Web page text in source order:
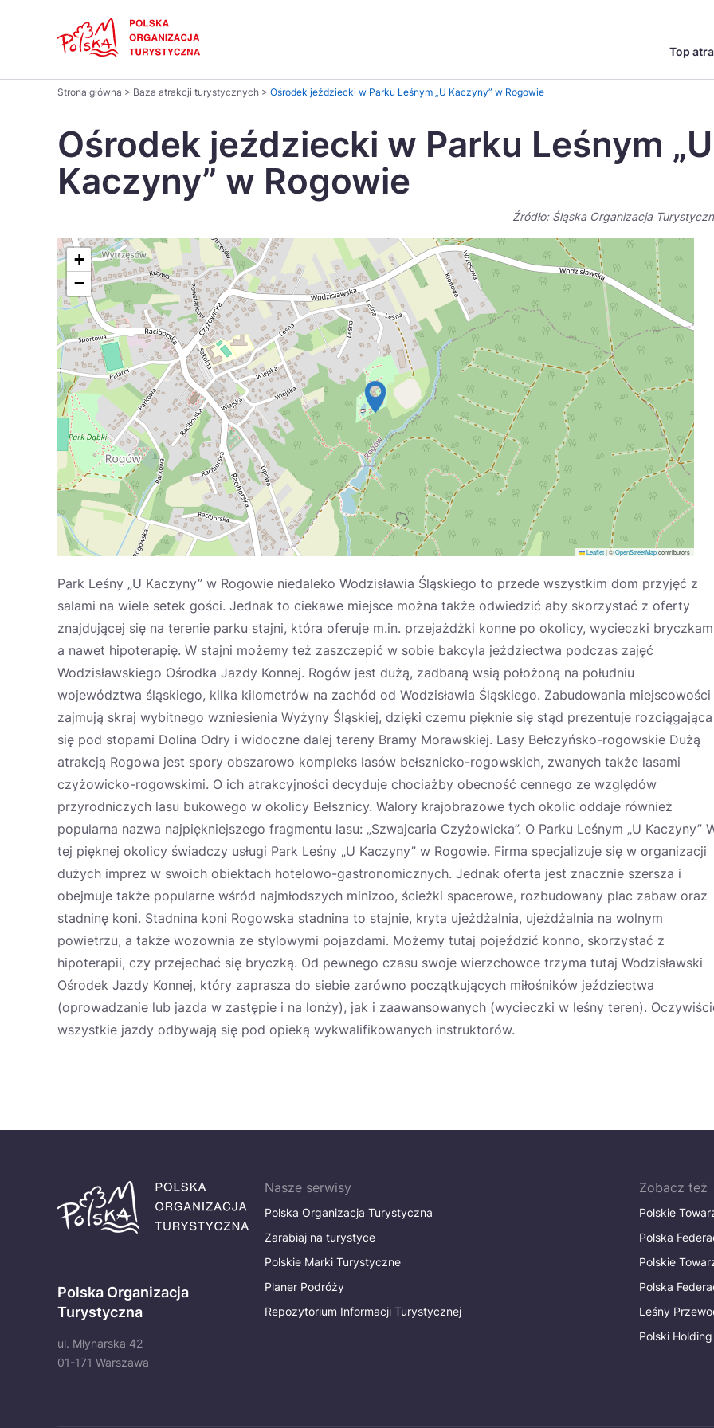
Top
Pomysł na... Co nowego?
Regiony Miasta
Parki narodowe Uzdrowiska Polskie
Gastronomia i kuchnia Kuchnia regionów
na
stronie
Nederlands
Україна
Strona główna > Baza atrakcji turystycznych > Ośrodek jeździecki w Parku Leśnym „U Kaczyny” w Rogowie
Ośrodek jeździecki w Parku Leśnym „U
Kaczyny” w Rogowie
Źródło: Śląska Organizacja
+
−
Leaflet|©OpenStreetMapcontributors
Park Leśny „U Kaczyny” w Rogowie niedaleko Wodzisławia Śląskiego to przede wszystkim dom przyjęć z
salami na wiele setek gości. Jednak to ciekawe miejsce można także odwiedzić aby skorzystać z oferty
znajdującej się na terenie parku stajni, która oferuje m.in. przejażdżki konne po okolicy, wycieczki
a nawet hipoterapię. W stajni możemy też zaszczepić w sobie bakcyla jeździectwa podczas zajęć
Wodzisławskiego Ośrodka Jazdy Konnej. Rogów jest dużą, zadbaną wsią położoną na południu
województwa śląskiego, kilka kilometrów na zachód od Wodzisławia Śląskiego. Zabudowania miejscowości
zajmują skraj wybitnego wzniesienia Wyżyny Śląskiej, dzięki czemu pięknie się stąd prezentuje rozciągająca
się pod stopami Dolina Odry i widoczne dalej tereny Bramy Morawskiej. Lasy Bełczyńsko-rogowskie Dużą
atrakcją Rogowa jest spory obszarowo kompleks lasów bełsznicko-rogowskich, zwanych także lasami
czyżowicko-rogowskimi. O ich atrakcyjności decyduje chociażby obecność cennego ze względów
przyrodniczych lasu bukowego w okolicy Bełsznicy. Walory krajobrazowe tych okolic oddaje również
popularna nazwa najpiękniejszego fragmentu lasu: „Szwajcaria Czyżowicka”. O Parku Leśnym „U Kaczyny”
tej pięknej okolicy świadczy usługi Park Leśny „U Kaczyny” w Rogowie. Firma specjalizuje się w organizacji
dużych imprez w swoich obiektach hotelowo-gastronomicznych. Jednak oferta jest znacznie szersza i
obejmuje także popularne wśród najmłodszych minizoo, ścieżki spacerowe, rozbudowany plac zabaw oraz
stadninę koni. Stadnina koni Rogowska stadnina to stajnie, kryta ujeżdżalnia, ujeżdżalnia na wolnym
powietrzu, a także wozownia ze stylowymi pojazdami. Możemy tutaj pojeździć konno, skorzystać z
hipoterapii, czy przejechać się bryczką. Od pewnego czasu swoje wierzchowce trzyma tutaj Wodzisławski
Ośrodek Jazdy Konnej, który zaprasza do siebie zarówno początkujących miłośników jeździectwa
(oprowadzanie lub jazda w zastępie i na lonży), jak i zaawansowanych (wycieczki w leśny teren).
wszystkie jazdy odbywają się pod opieką wykwalifikowanych instruktorów.
Polska Organizacja
Turystyczna
ul. Młynarska 42
01-171 Warszawa
Nasze serwisy
Polska Organizacja Turystyczna
Zarabiaj na turystyce
Polskie Marki Turystyczne
Planer Podróży
Repozytorium Informacji Turystycznej
Zobacz też
Polskie
Polska
Polskie
Polska
Leśny
Polski